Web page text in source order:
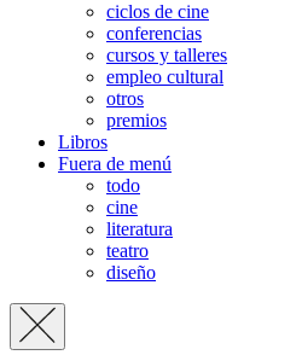
ciclos de cine
conferencias
cursos y talleres
empleo cultural
otros
premios
Libros
Fuera de menú
todo
cine
literatura
teatro
diseño